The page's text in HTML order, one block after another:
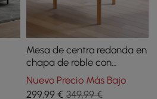
Mesa de centro redonda en
chapa de roble con
bandeja giratoria y
almacenamiento
Nuevo Precio Más Bajo
299,99€ 349,99 €